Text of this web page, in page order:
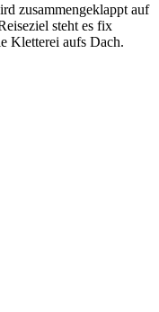
zusam­men­ge­klappt auf
steht es fix
Klet­terei aufs Dach.